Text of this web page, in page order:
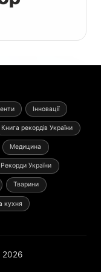
Інновації
Книга рекордів України
Медицина
Рекорди України
Тварини
кухня
2026